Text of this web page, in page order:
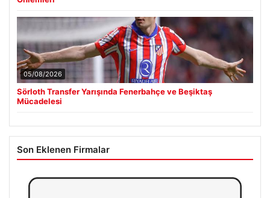
05/08/2026
Sörloth Transfer Yarışında Fenerbahçe ve Beşiktaş
Mücadelesi
Son Eklenen Firmalar